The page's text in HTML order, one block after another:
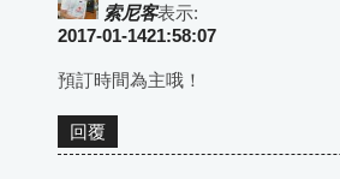
索尼客表示:
2017-01-1421:58:07
預訂時間為主哦！
回覆